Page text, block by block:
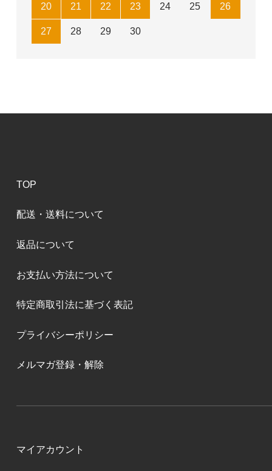
20 21 22 23 24 25 26
27 28 29 30
TOP
配送・送料について
返品について
お支払い方法について
特定商取引法に基づく表記
プライバシーポリシー
メルマガ登録・解除
マイアカウント